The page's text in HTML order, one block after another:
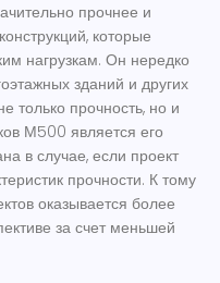
прочнее и
которые
нагрузкам. Он нередко
зданий и других
только прочность, но и
М500 является его
в случае, если проект
прочности. К тому
оказывается более
за счет меньшей